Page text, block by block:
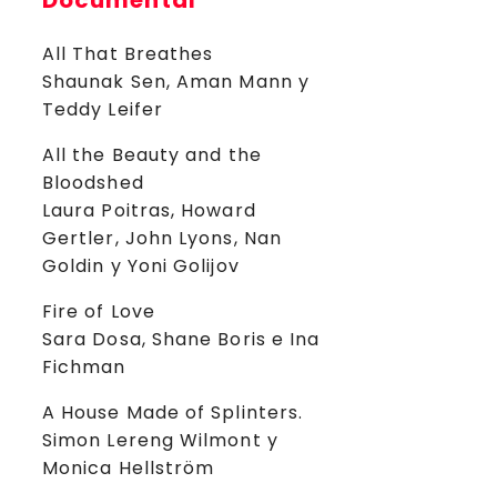
All That Breathes
Shaunak Sen, Aman Mann y
Teddy Leifer
All the Beauty and the
Bloodshed
Laura Poitras, Howard
Gertler, John Lyons, Nan
Goldin y Yoni Golijov
Fire of Love
Sara Dosa, Shane Boris e Ina
Fichman
A House Made of Splinters.
Simon Lereng Wilmont y
Monica Hellström